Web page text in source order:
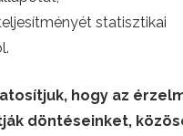
statisztikai
hogy az
döntéseinket,